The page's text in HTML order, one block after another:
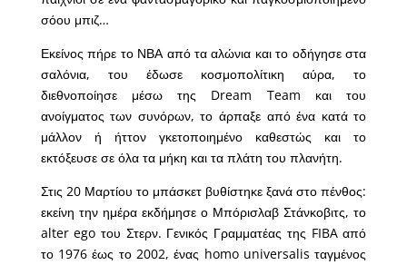
σόου μπιζ…
Εκείνος πήρε το ΝΒΑ από τα αλώνια και το οδήγησε στα
σαλόνια, του έδωσε κοσμοπολίτικη αύρα, το
διεθνοποίησε μέσω της Dream Team και του
ανοίγματος των συνόρων, το άρπαξε από ένα κατά το
μάλλον ή ήττον γκετοποιημένο καθεστώς και το
εκτόξευσε σε όλα τα μήκη και τα πλάτη του πλανήτη.
Στις 20 Μαρτίου το μπάσκετ βυθίστηκε ξανά στο πένθος:
εκείνη την ημέρα εκδήμησε ο Μπόρισλαβ Στάνκοβιτς, το
alter ego του Στερν. Γενικός Γραμματέας της FIBA από
το 1976 έως το 2002, ένας homo universalis ταγμένος